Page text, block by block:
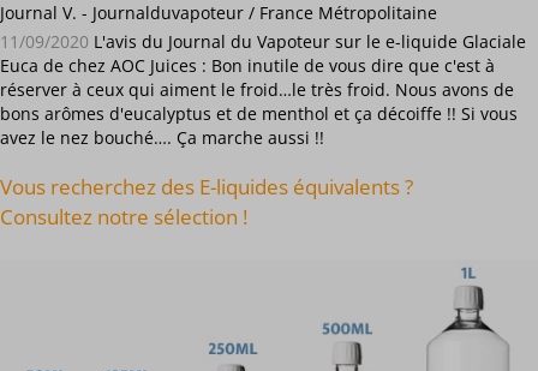
Journal V. - Journalduvapoteur / France Métropolitaine
11/09/2020 L'avis du Journal du Vapoteur sur le e-liquide Glaciale
Euca de chez AOC Juices : Bon inutile de vous dire que c'est à
réserver à ceux qui aiment le froid…le très froid. Nous avons de
bons arômes d'eucalyptus et de menthol et ça décoiffe !! Si vous
avez le nez bouché…. Ça marche aussi !!
Vous recherchez des E-liquides équivalents ?
Consultez notre sélection !